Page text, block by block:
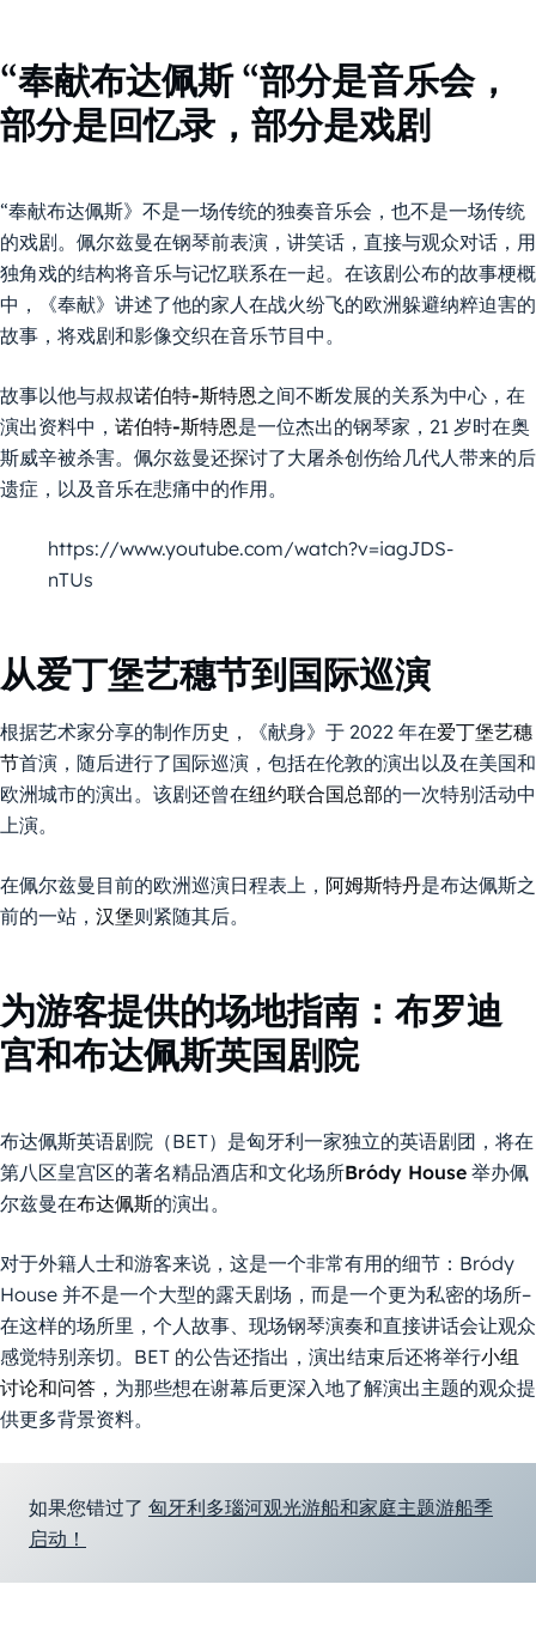
“奉献布达佩斯 “部分是音乐会，
部分是回忆录，部分是戏剧
“奉献布达佩斯》不是一场传统的独奏音乐会，也不是一场传统
的戏剧。佩尔兹曼在钢琴前表演，讲笑话，直接与观众对话，用
独角戏的结构将音乐与记忆联系在一起。在该剧公布的故事梗概
中，《奉献》讲述了他的家人在战火纷飞的欧洲躲避纳粹迫害的
故事，将戏剧和影像交织在音乐节目中。
故事以他与叔叔诺伯特-斯特恩之间不断发展的关系为中心，在
演出资料中， 诺伯特-斯特恩是一位杰出的钢琴家，21 岁时在奥
斯威辛被杀害。佩尔兹曼还探讨了大屠杀创伤给几代人带来的后
遗症，以及音乐在悲痛中的作用。
https://www.youtube.com/watch?v=iagJDS-
nTUs
从爱丁堡艺穗节到国际巡演
根据艺术家分享的制作历史，《献身》于 2022 年在爱丁堡艺穗
节首演，随后进行了国际巡演，包括在伦敦的演出以及在美国和
欧洲城市的演出。该剧还曾在纽约联合国总部的一次特别活动中
上演。
在佩尔兹曼目前的欧洲巡演日程表上， 阿姆斯特丹是布达佩斯之
前的一站， 汉堡则紧随其后。
为游客提供的场地指南：布罗迪
宫和布达佩斯英国剧院
布达佩斯英语剧院（BET）是匈牙利一家独立的英语剧团，将在
第八区皇宫区的著名精品酒店和文化场所Bródy House 举办佩
尔兹曼在布达佩斯的演出。
对于外籍人士和游客来说，这是一个非常有用的细节：Bródy
House 并不是一个大型的露天剧场，而是一个更为私密的场所–
在这样的场所里，个人故事、现场钢琴演奏和直接讲话会让观众
感觉特别亲切。BET 的公告还指出，演出结束后还将举行小组
讨论和问答， 为那些想在谢幕后更深入地了解演出主题的观众提
供更多背景资料。
如果您错过了 匈牙利多瑙河观光游船和家庭主题游船季
启动！